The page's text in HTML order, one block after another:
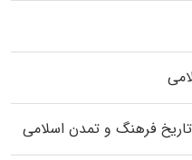
فرهنگ و تمدن اسلامی